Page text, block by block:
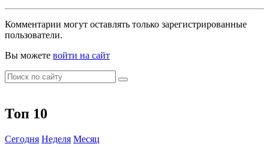
Комментарии могут оставлять только зарегистрированные
пользователи.
Вы можете войти на сайт
Топ 10
Сегодня Неделя Месяц